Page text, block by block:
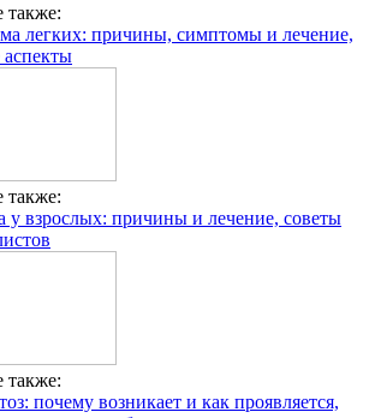
также:
легких: причины, симптомы и лечение,
также:
взрослых: причины и лечение, советы
также:
почему возникает и как проявляется,